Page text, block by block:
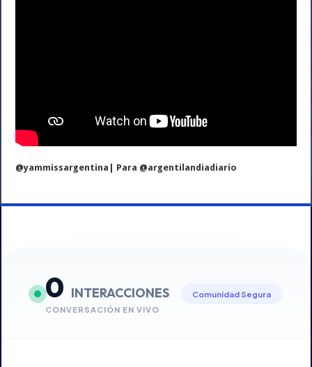
@yammissargentina| Para @argentilandiadiario
0 INTERACCIONES
CONVERSACIÓN EN VIVO
Comunidad Segura